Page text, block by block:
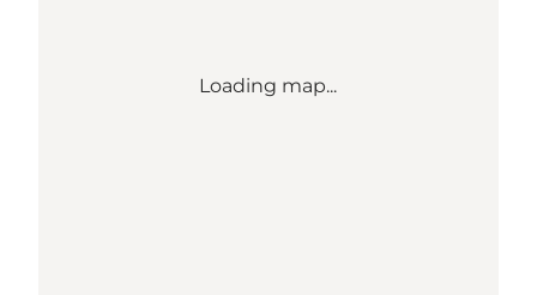
Loading map...